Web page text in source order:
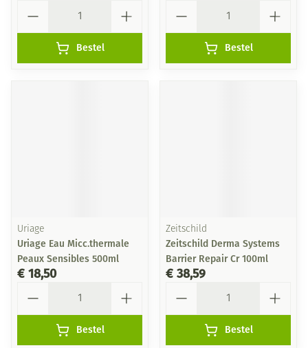
Bestel Bestel
Uriage
Uriage Eau Micc.thermale
Peaux Sensibles 500ml
€ 18,50
Bestel
Zeitschild
Zeitschild Derma Systems
Barrier Repair Cr 100ml
€ 38,59
Bestel